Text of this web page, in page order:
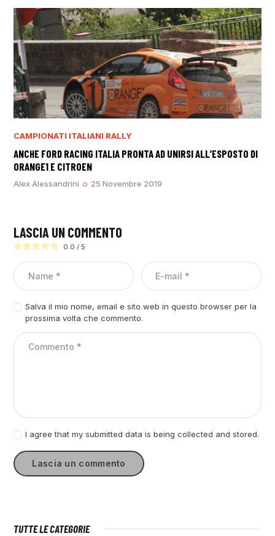
CAMPIONATI ITALIANI RALLY
ANCHE FORD RACING ITALIA PRONTA AD UNIRSI ALL’ESPOSTO DI
ORANGE1 E CITROEN
Alex Alessandrini 25 Novembre 2019
LASCIA UN COMMENTO
0.0 / 5
Salva il mio nome, email e sito web in questo browser per la
prossima volta che commento.
I agree that my submitted data is being collected and stored.
TUTTE LE CATEGORIE